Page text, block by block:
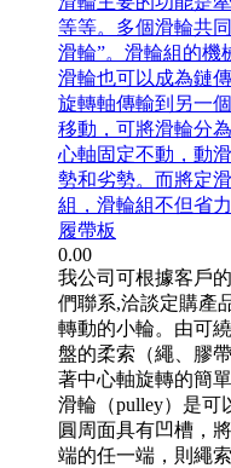
等等。多個滑輪共
滑輪”。滑輪組的機
滑輪也可以成為鏈
旋轉軸傳輸到另一
移動，可將滑輪分
心軸固定不動，動
勢和劣勢。而將定
組，滑輪組不但省
履帶板
0.00
我公司可根據客戶
們聯系,洽談定購產
轉動的小輪。由可
盤的柔索（繩、膠
著中心軸旋轉的簡
滑輪（pulley）是可
圓周面具有凹槽，
端的任一端，則繩